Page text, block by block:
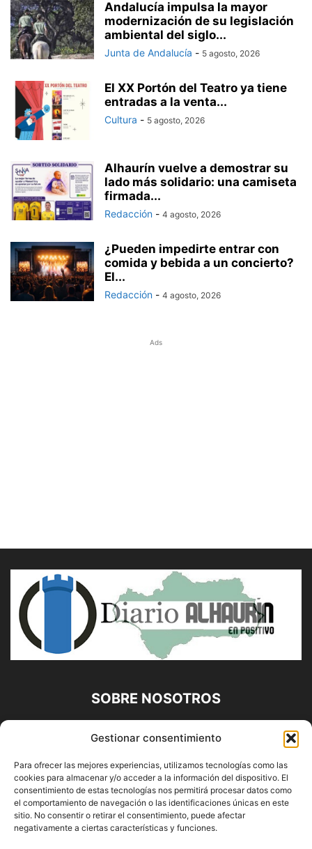
Gestionar consentimiento
Para ofrecer las mejores experiencias, utilizamos tecnologías como las
cookies para almacenar y/o acceder a la información del dispositivo. El
consentimiento de estas tecnologías nos permitirá procesar datos como
el comportamiento de navegación o las identificaciones únicas en este
sitio. No consentir o retirar el consentimiento, puede afectar
negativamente a ciertas características y funciones.
Andalucía impulsa la mayor
modernización de su legislación
ambiental del siglo...
Junta de Andalucía - 5 agosto, 2026
El XX Portón del Teatro ya tiene
entradas a la venta...
Cultura - 5 agosto, 2026
Alhaurín vuelve a demostrar su
lado más solidario: una camiseta
firmada...
Redacción - 4 agosto, 2026
¿Pueden impedirte entrar con
comida y bebida a un concierto?
El...
Redacción - 4 agosto, 2026
Ads
SOBRE NOSOTROS
Diario Alhaurín (www.alhaurindelatorre.com) Propiedad de
Francisco E. López López | 639 95 71 95 | Noticias de
Alhaurín de la Torre, Málaga y Provincia|
Contáctanos:info@alhaurindelatorre.com
SÍGUENOS